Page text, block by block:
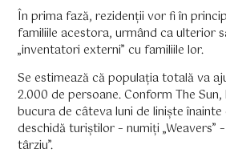
În prima fază, rezidenții vor fi în
familiile acestora, urmând ca ulterior
„inventatori externi” cu familiile lor.
Se estimează că populația totală va
2.000 de persoane. Conform The
bucura de câteva luni de liniște înainte
deschidă turiștilor – numiți „Weavers”
târziu”.